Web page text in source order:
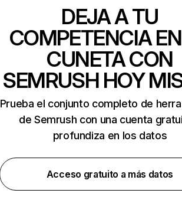
DEJA A TU
COMPETENCIA
CUNETA CON
SEMRUSH HOY
Prueba el conjunto completo de
de Semrush con una cuenta
profundiza en los datos
Acceso gratuito a más datos